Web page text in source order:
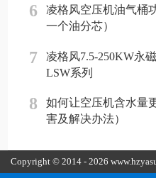
6
凌格风空压机油气桶
一个油分芯）
7
凌格风7.5-250KW永
LSW系列
8
如何让空压机含水量
害及解决办法）
Copyright © 2014 - 2026